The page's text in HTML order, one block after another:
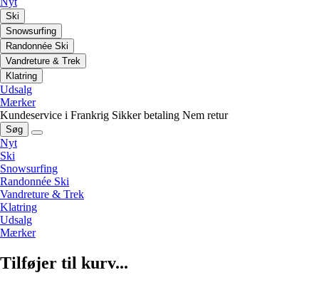
Ski
Snowsurfing
Randonnée Ski
Vandreture & Trek
Klatring
Udsalg
Mærker
Kundeservice i Frankrig Sikker betaling Nem retur
Søg
Nyt
Ski
Snowsurfing
Randonnée Ski
Vandreture & Trek
Klatring
Udsalg
Mærker
Tilføjer til kurv...